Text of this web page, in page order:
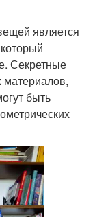
является
Секретные
материалов,
быть